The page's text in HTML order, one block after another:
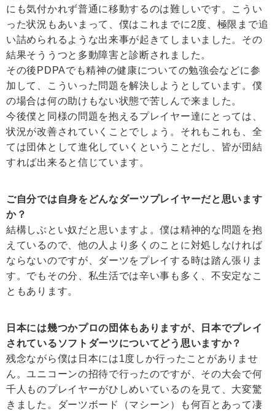
にも気付かれず普通に移動するのは難しいです。こうい
った状況もあいまって、僕はこれまでに2度、極限まで追
い詰められるような出来事が起きてしまいました。その
結果そううつと多動障害と診断されました。
その後PDPAでも精神の健康についての勉強会などに参
加して、こういった問題を解決しようとしています。僕
の場合は何の助けもない状態で苦しんで来ました。
今後僕と同様の問題を抱えるプレイヤー達にとっては、
状況が改善されていくことでしょう。それもこれも、全
ては団体として進化していくということだし、皆が団結
すれば出来ると信じています。
ご自分では自身をどんなダーツプレイヤーだと思います
か？
結構しぶとい奴だと思いますよ。僕は精神的な問題を抱
えているので、他の人より多くのことに対処しなければ
ならないのですが、ダーツをプレイする時は踏ん張りま
す。でもその分、私生活では辛い事も多く、不安定なこ
ともあります。
日本には幾つかプロの団体もありますが、日本でプレイ
されているソフトダーツについてどう思いますか？
残念ながら僕は日本には1度しか行ったことがありませ
ん。ユニコーンの招待で行ったのですが、その大会で何
千人ものプレイヤーがひしめいているのを見て、大変驚
きました。ダーツボード（マシーン）も何百とあって凄